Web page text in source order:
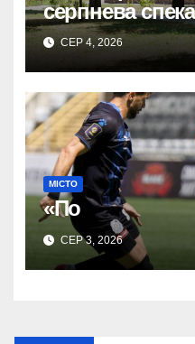
серпнева
місто
СЕР 4, 2026
МІСТО
«По
СЕР 3, 2026